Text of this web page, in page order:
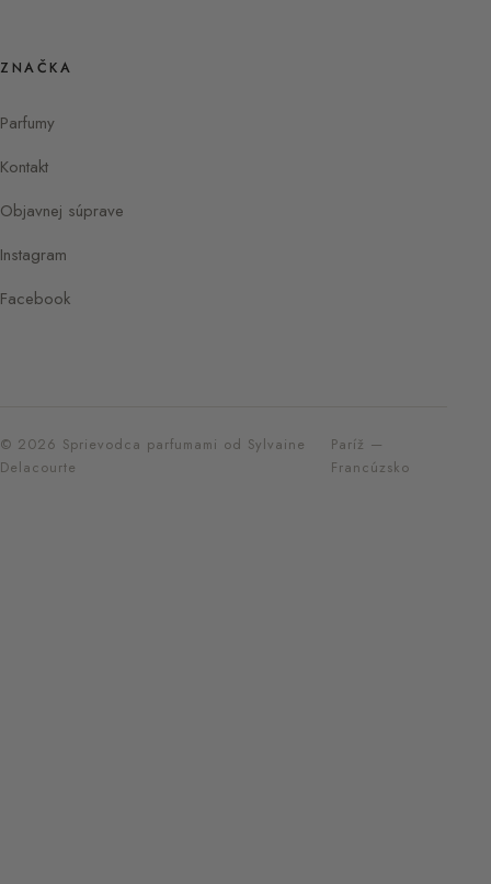
ZNAČKA
Parfumy
Kontakt
Objavnej súprave
Instagram
Facebook
© 2026 Sprievodca parfumami od Sylvaine
Delacourte
Paríž —
Francúzsko